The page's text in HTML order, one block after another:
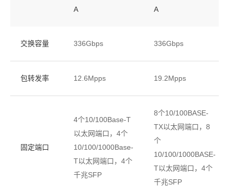
A
A
交换容量 336Gbps 336Gbps
包转发率 12.6Mpps 19.2Mpps
固定端口
4个10/100Base-T
以太网端口，4个
10/100/1000Base-
T以太网端口，4个
千兆SFP
8个10/100BASE-
TX以太网端口，8
个
10/100/1000BASE-
T以太网端口，4个
千兆SFP